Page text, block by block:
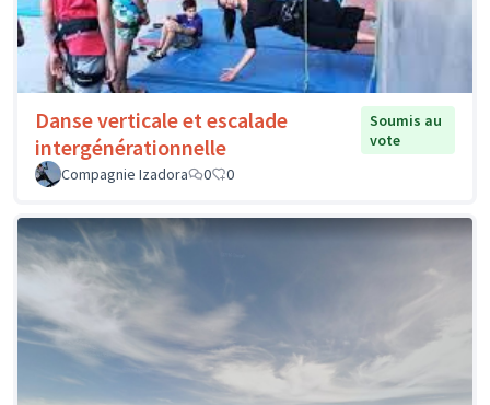
Danse verticale et escalade
intergénérationnelle
Soumis au
vote
Compagnie Izadora
0 0